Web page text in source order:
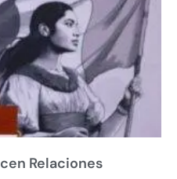
Relaciones